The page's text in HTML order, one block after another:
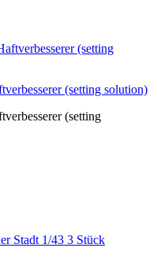
(setting solution)
(setting